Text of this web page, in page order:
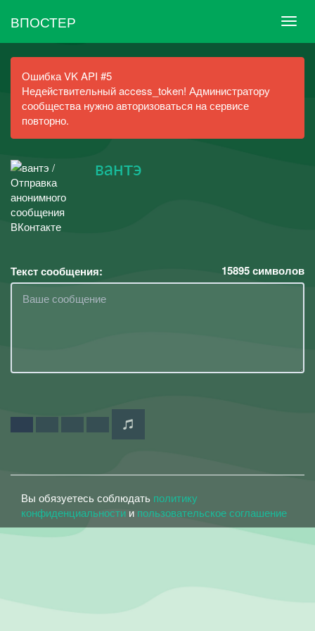
ВПОСТЕР
Ошибка VK API #5
Недействительный access_token! Администратору
сообщества нужно авторизоваться на сервисе
повторно.
вантэ
Текст сообщения: 15895символов
Вы обязуетесь соблюдать политику
конфиденциальности и пользовательское соглашение